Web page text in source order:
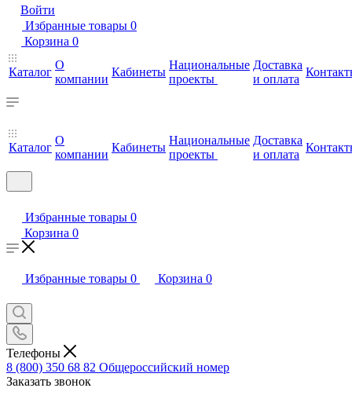
Войти
Избранные товары 0
Корзина 0
Каталог
О
компании
Кабинеты
Национальные
проекты
Доставка
и оплата
Каталог
О
компании
Кабинеты
Национальные
проекты
Доставка
и оплата
Избранные товары 0
Корзина 0
Избранные товары 0 Корзина 0
Телефоны
8 (800) 350 68 82 Общероссийский номер
Заказать звонок